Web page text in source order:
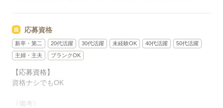
い」「将来はマネジメントにも挑戦したい」そんな方
応募資格
新卒・第二 20代活躍 30代活躍 未経験OK 40代活躍
50代活躍
主婦・主夫
ブランクOK
【応募資格】
資格ナシでもOK
《備考》